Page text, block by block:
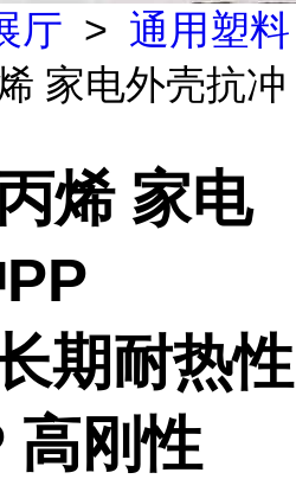
厅 > 通用塑料
家电外壳抗冲
烯 家电
期耐热性
高刚性